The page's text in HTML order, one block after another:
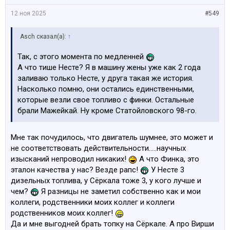
#549
12 ноя 2025
Asch сказал(а): ↑
Так, с этого момента по медленней
А что тише Несте? Я в машину жены уже как 2 года
заливаю только Несте, у друга такая же история.
Насколько помню, они остались единственными,
которые везли свое топливо с финки. Остальные
брали Мажейкай. Ну кроме Статойловского 98-го.
Мне так почудилось, что двигатель шумнее, это может и
не соответствовать действительности.....научных
изысканий непроводил никаких!
А что Финка, это
эталон качества у нас? Везде рапс!
У Несте 3
дизельных топлива, у Сёркала тоже 3, у кого лучше и
чем?
Я разницы не заметил собственно как и мои
коллеги, родственники моих коллег и коллеги
родственников моих коллег!
Да и мне выгодней брать топку на Сёркале. А про Вирши